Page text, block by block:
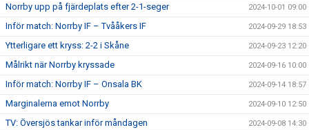
Norrby upp på fjärdeplats efter 2-1-seger 2024-10-01 09:00
Inför match: Norrby IF – Tvååkers IF 2024-09-29 18:53
Ytterligare ett kryss: 2-2 i Skåne 2024-09-23 12:20
Målrikt när Norrby kryssade 2024-09-16 10:00
Inför match: Norrby IF – Onsala BK 2024-09-14 18:57
Marginalerna emot Norrby 2024-09-10 12:50
TV: Översjös tankar inför måndagen 2024-09-08 14:30